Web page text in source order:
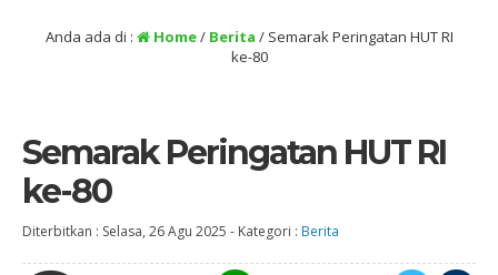
Anda ada di : Home/ Berita / Semarak Peringatan HUT RI
ke-80
Semarak Peringatan HUT RI
ke-80
Diterbitkan : Selasa, 26 Agu 2025 - Kategori : Berita